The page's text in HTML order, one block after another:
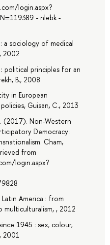
login.aspx?
- nlebk -
sociology of medical
2002
principles for an
B., 2008
in European
Guisan, C., 2013
(2017). Non-Western
Democracy :
Cham,
from
login.aspx?
America : from
, 2012
1945 : sex, colour,
2001